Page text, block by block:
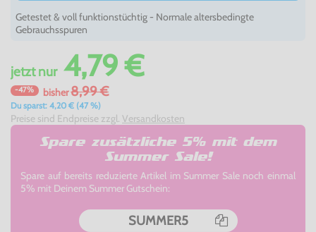
Getestet & voll funktionstüchtig - Normale altersbedingte
Gebrauchsspuren
jetztnur4,79 €
-47% bisher8,99 €
Du sparst: 4,20 € (47 %)
Preise sind Endpreise zzgl. Versandkosten
Spare zusätzliche 5% mit dem
Summer Sale!
Spare auf bereits reduzierte Artikel im Summer Sale noch einmal
5% mit Deinem Summer Gutschein:
SUMMER5